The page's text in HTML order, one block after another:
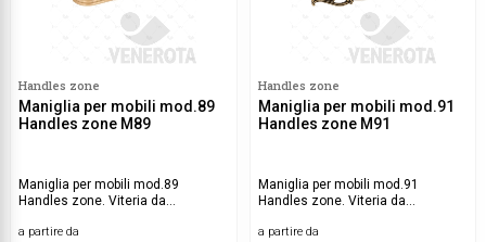
Handles zone
Maniglia per mobili mod.89
Handles zone M89
Maniglia per mobili mod.89
Handles zone. Viteria da
a partire da
Handles zone
Maniglia per mobili mod.91
Handles zone M91
Maniglia per mobili mod.91
Handles zone. Viteria da
a partire da